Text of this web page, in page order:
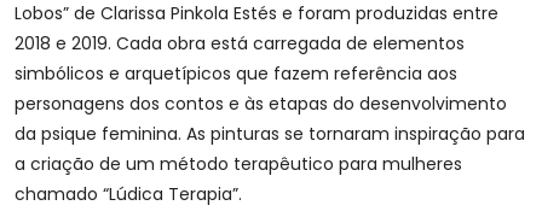
Lobos” de Clarissa Pinkola Estés e foram produzidas entre
2018 e 2019. Cada obra está carregada de elementos
simbólicos e arquetípicos que fazem referência aos
personagens dos contos e às etapas do desenvolvimento
da psique feminina. As pinturas se tornaram inspiração para
a criação de um método terapêutico para mulheres
chamado “Lúdica Terapia”.